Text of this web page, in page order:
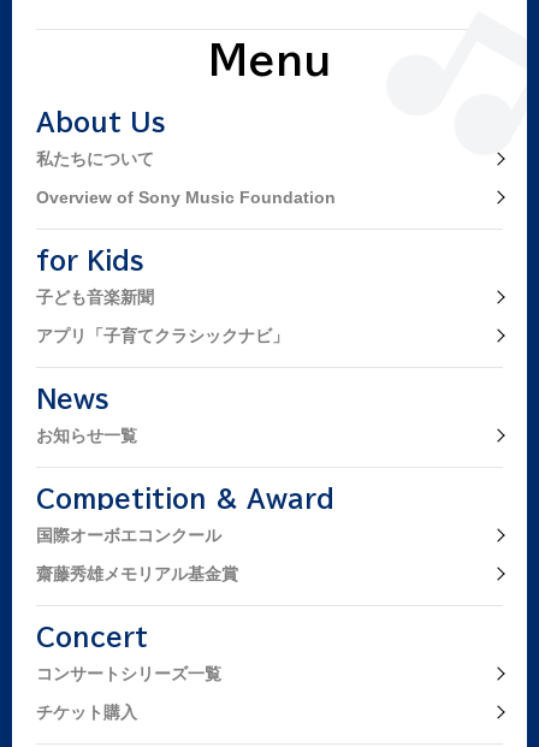
Menu
About Us
私たちについて
Overview of Sony Music Foundation
Concert
コンサートシリーズ一覧
チケット購入
for Kids
子ども音楽新聞
アプリ「子育てクラシックナビ」
News
お知らせ一覧
Competition & Award
国際オーボエコンクール
齋藤秀雄メモリアル基金賞